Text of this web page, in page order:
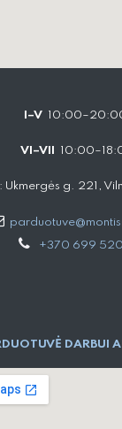
I–V
VI–VII
Ukmergės g. 221,
+370 699
DARBUI